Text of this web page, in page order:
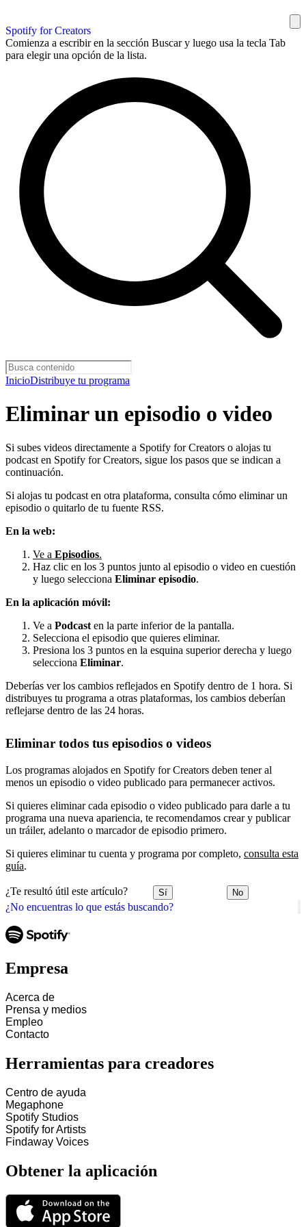
Spotify for Creators
Comienza a escribir en la sección Buscar y luego usa la tecla Tab
para elegir una opción de la lista.
InicioDistribuye tu programa
¿No encuentras lo que estás buscando?
Eliminar un episodio o video
Si subes videos directamente a Spotify for Creators o alojas tu
podcast en Spotify for Creators, sigue los pasos que se indican a
continuación.
Si alojas tu podcast en otra plataforma, consulta cómo eliminar un
episodio o quitarlo de tu fuente RSS.
En la web:
Ve a Episodios.
Haz clic en los 3 puntos junto al episodio o video en cuestión
y luego selecciona Eliminar episodio.
En la aplicación móvil:
Ve a Podcast en la parte inferior de la pantalla.
Selecciona el episodio que quieres eliminar.
Presiona los 3 puntos en la esquina superior derecha y luego
selecciona Eliminar.
Deberías ver los cambios reflejados en Spotify dentro de 1 hora. Si
distribuyes tu programa a otras plataformas, los cambios deberían
reflejarse dentro de las 24 horas.
Eliminar todos tus episodios o videos
Los programas alojados en Spotify for Creators deben tener al
menos un episodio o video publicado para permanecer activos.
Si quieres eliminar cada episodio o video publicado para darle a tu
programa una nueva apariencia, te recomendamos crear y publicar
un tráiler, adelanto o marcador de episodio primero.
Si quieres eliminar tu cuenta y programa por completo, consulta esta
guía.
¿Te resultó útil este artículo? Sí No
Empresa
Acerca de
Prensa y medios
Empleo
Contacto
Herramientas para creadores
Centro de ayuda
Megaphone
Spotify Studios
Spotify for Artists
Findaway Voices
Obtener la aplicación